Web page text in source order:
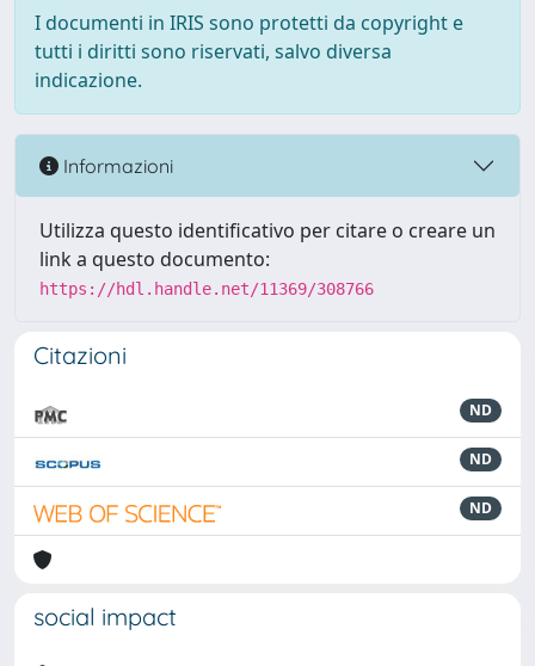
I documenti in IRIS sono protetti da copyright e
tutti i diritti sono riservati, salvo diversa
indicazione.
Informazioni
Utilizza questo identificativo per citare o creare un
link a questo documento:
https://hdl.handle.net/11369/308766
Citazioni
ND
ND
ND
social impact